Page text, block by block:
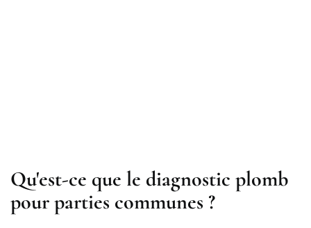
Qu'est-ce que le diagnostic plomb
pour parties communes ?